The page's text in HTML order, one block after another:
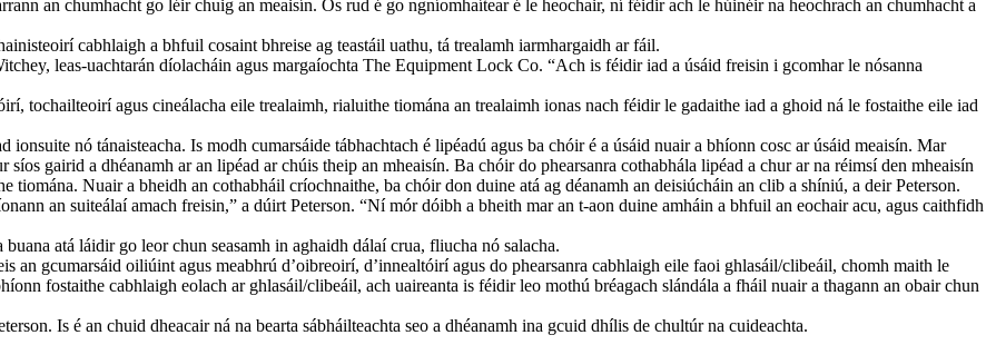
an chumhacht go léir chuig an meaisín. Ós rud é go ngníomhaítear é le heochair, ní féidir ach le húinéir na heochrach an chumhacht a
cabhlaigh a bhfuil cosaint bhreise ag teastáil uathu, tá trealamh iarmhargaidh ar fáil.
leas-uachtarán díolacháin agus margaíochta The Equipment Lock Co. “Ach is féidir iad a úsáid freisin i gcomhar le nósanna
tochailteoirí agus cineálacha eile trealaimh, rialuithe tiomána an trealaimh ionas nach féidir le gadaithe iad a ghoid ná le fostaithe eile iad
nó tánaisteacha. Is modh cumarsáide tábhachtach é lipéadú agus ba chóir é a úsáid nuair a bhíonn cosc ​​ar úsáid meaisín. Mar
gairid a dhéanamh ar an lipéad ar chúis theip an mheaisín. Ba chóir do phearsanra cothabhála lipéad a chur ar na réimsí den mheaisín
tiomána. Nuair a bheidh an cothabháil críochnaithe, ba chóir don duine atá ag déanamh an deisiúcháin an clib a shíniú, a deir Peterson.
an suiteálaí amach freisin,” a dúirt Peterson. “Ní mór dóibh a bheith mar an t-aon duine amháin a bhfuil an eochair acu, agus caithfidh
atá láidir go leor chun seasamh in aghaidh dálaí crua, fliucha nó salacha.
an gcumarsáid oiliúint agus meabhrú d’oibreoirí, d’innealtóirí agus do phearsanra cabhlaigh eile faoi ghlasáil/clibeáil, chomh maith le
fostaithe cabhlaigh eolach ar ghlasáil/clibeáil, ach uaireanta is féidir leo mothú bréagach slándála a fháil nuair a thagann an obair chun
Is é an chuid dheacair ná na bearta sábháilteachta seo a dhéanamh ina gcuid dhílis de chultúr na cuideachta.